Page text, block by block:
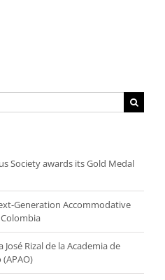
Society awards its Gold Medal
Generation Accommodative
Rizal de la Academia de